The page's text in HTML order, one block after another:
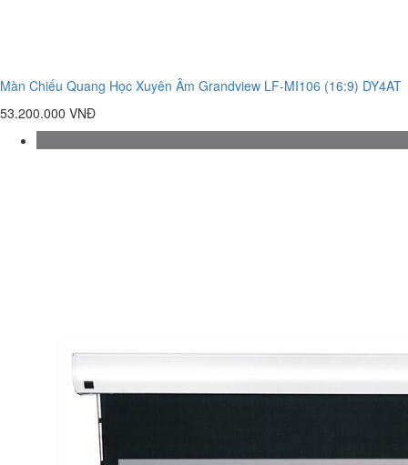
Màn Chiếu Quang Học Xuyên Âm Grandview LF-MI106 (16:9) DY4AT
53.200.000 VNĐ